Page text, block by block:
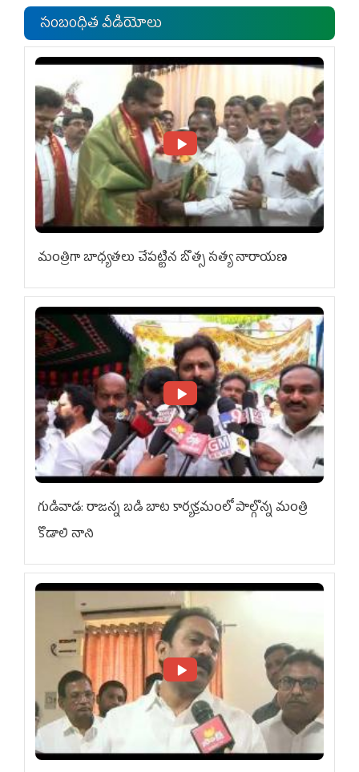
సంబంధిత వీడియోలు
మంత్రిగా బాధ్యతలు చేపట్టిన బొత్స సత్య నారాయణ
గుడివాడ: రాజన్న బడి బాట కార్యక్రమంలో పాల్గొన్న మంత్రి
కొడాలి నాని